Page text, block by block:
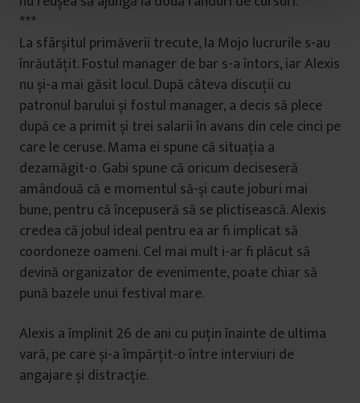
***
La sfârșitul primăverii trecute, la Mojo lucrurile s-au
înrăutățit. Fostul manager de bar s-a întors, iar Alexis
nu și-a mai găsit locul. După câteva discuții cu
patronul barului și fostul manager, a decis să plece
după ce a primit și trei salarii în avans din cele cinci pe
care le ceruse. Mama ei spune că situația a
dezamăgit-o. Gabi spune că oricum deciseseră
amândouă că e momentul să-și caute joburi mai
bune, pentru că începuseră să se plictisească. Alexis
credea că jobul ideal pentru ea ar fi implicat să
coordoneze oameni. Cel mai mult i-ar fi plăcut să
devină organizator de evenimente, poate chiar să
pună bazele unui festival mare.
Alexis a împlinit 26 de ani cu puțin înainte de ultima
vară, pe care și-a împărțit-o între interviuri de
angajare și distracție.